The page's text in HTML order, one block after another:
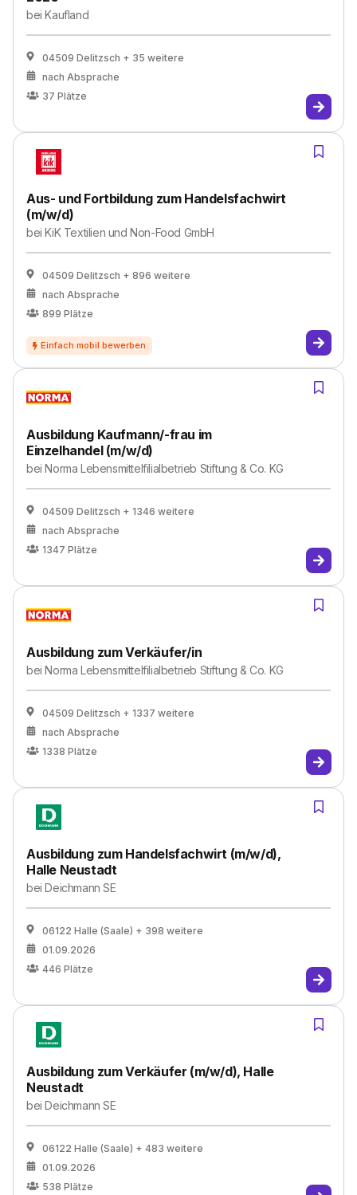
beiKaufland
04509 Delitzsch + 35 weitere
nach Absprache
37 Plätze
Aus- und Fortbildung zum Handelsfachwirt
(m/w/d)
beiKiK Textilien und Non-Food GmbH
04509 Delitzsch + 896 weitere
nach Absprache
899 Plätze
Ausbildung Kaufmann/-frau im
Einzelhandel (m/w/d)
beiNorma Lebensmittelfilialbetrieb Stiftung & Co. KG
04509 Delitzsch + 1346 weitere
nach Absprache
1347 Plätze
Ausbildung zum Verkäufer/in
beiNorma Lebensmittelfilialbetrieb Stiftung & Co. KG
04509 Delitzsch + 1337 weitere
nach Absprache
1338 Plätze
Ausbildung zum Handelsfachwirt (m/w/d),
Halle Neustadt
beiDeichmann SE
06122 Halle (Saale) + 398 weitere
01.09.2026
446 Plätze
Ausbildung zum Verkäufer (m/w/d), Halle
Neustadt
beiDeichmann SE
06122 Halle (Saale) + 483 weitere
01.09.2026
538 Plätze